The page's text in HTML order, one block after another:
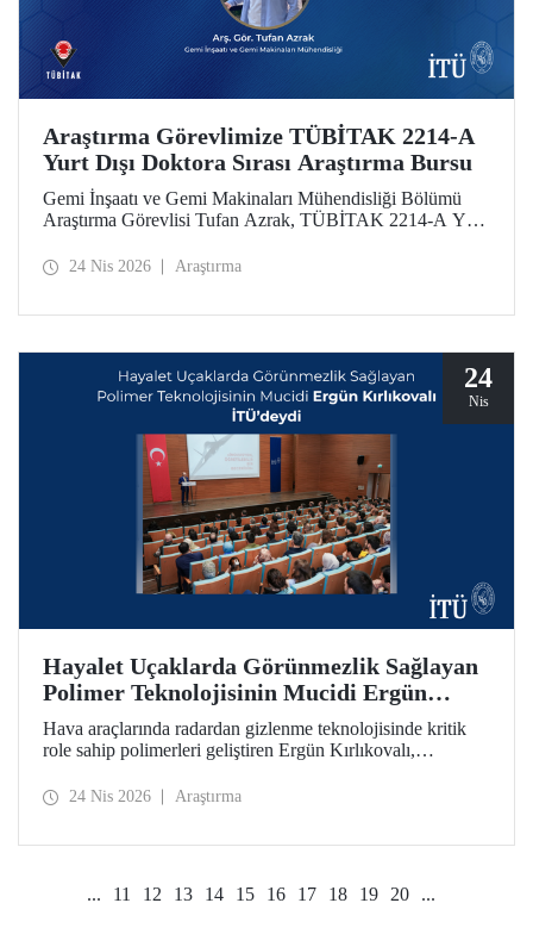
Araştırma Görevlimize TÜBİTAK 2214-A
Yurt Dışı Doktora Sırası Araştırma Bursu
Gemi İnşaatı ve Gemi Makinaları Mühendisliği Bölümü
Araştırma Görevlisi Tufan Azrak, TÜBİTAK 2214-A Yurt
desteklenmeye hak kazandı.
24 Nis 2026 Araştırma
24
Nis
Hayalet Uçaklarda Görünmezlik Sağlayan
Polimer Teknolojisinin Mucidi Ergün
Kırlıkovalı, İTÜ’deydi
Hava araçlarında radardan gizlenme teknolojisinde kritik
role sahip polimerleri geliştiren Ergün Kırlıkovalı,
İTÜ’lülerle bir araya geldi.
24 Nis 2026 Araştırma
... 11 12 13 14 15 16 17 18 19 20 ...